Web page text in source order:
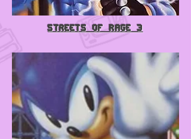
Streets of Rage 3